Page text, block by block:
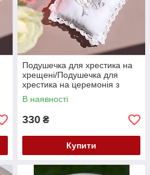
Подушечка для хрестика на
хрещені/Подушечка для
хрестика на церемонія з
вишивкою
В наявності
330 ₴
Купити